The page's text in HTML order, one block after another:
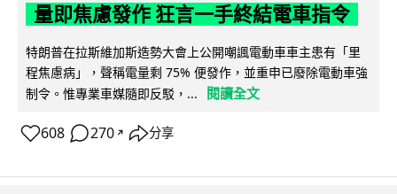
量即焦慮發作 狂言一手終結電車指令
特朗普在拉斯維加斯造勢大會上公開嘲諷電動車車主患有「里
程焦慮病」，聲稱電量剩 75% 便發作，並重申已廢除電動車強
制令。惟專業車媒隨即反駁，...
閱讀全文
608 270 ↗ 分享